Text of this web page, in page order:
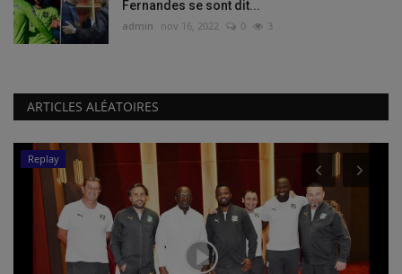
Fernandes se sont dit...
admin nov 16, 2022 0 3
ARTICLES ALÉATOIRES
Replay